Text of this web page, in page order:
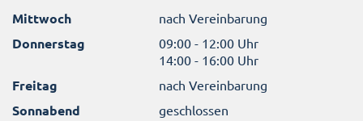
Mittwoch nach Vereinbarung
Donnerstag
09:00 - 12:00 Uhr
14:00 - 16:00 Uhr
Freitag nach Vereinbarung
Sonnabend geschlossen